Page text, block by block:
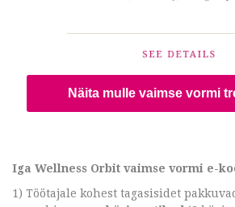
Näita mulle vaimse vormi
Iga Wellness Orbit vaimse vormi e-
1) Töötajale kohest tagasisidet